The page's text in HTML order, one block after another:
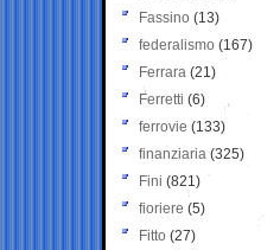
Fassino (13)
federalismo (167)
Ferrara (21)
Ferretti (6)
ferrovie (133)
finanziaria (325)
Fini (821)
fioriere (5)
Fitto (27)